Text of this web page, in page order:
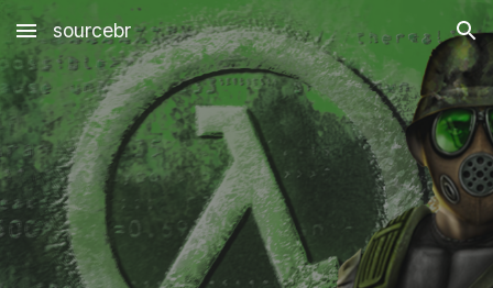
Skip to main content Skip to navigation
sourcebr